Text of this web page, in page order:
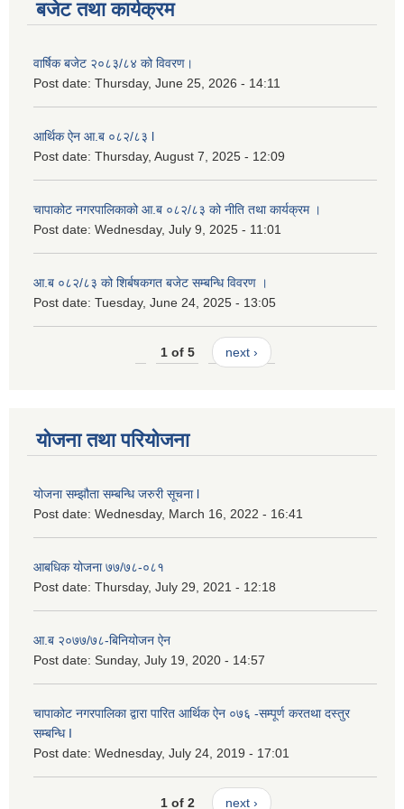
बजेट तथा कार्यक्रम
वार्षिक बजेट २०८३/८४ को विवरण।
Post date: Thursday, June 25, 2026 - 14:11
आर्थिक ऐन आ.ब ०८२/८३ l
Post date: Thursday, August 7, 2025 - 12:09
चापाकोट नगरपालिकाको आ.ब ०८२/८३ को नीति तथा कार्यक्रम ।
Post date: Wednesday, July 9, 2025 - 11:01
आ.ब ०८२/८३ को शिर्बषकगत बजेट सम्बन्धि विवरण ।
Post date: Tuesday, June 24, 2025 - 13:05
1 of 5 next ›
योजना तथा परियोजना
योजना सम्झौता सम्बन्धि जरुरी सूचना l
Post date: Wednesday, March 16, 2022 - 16:41
आबधिक योजना ७७/७८-०८१
Post date: Thursday, July 29, 2021 - 12:18
आ.ब २०७७/७८-बिनियोजन ऐन
Post date: Sunday, July 19, 2020 - 14:57
चापाकोट नगरपालिका द्वारा पारित आर्थिक ऐन ०७६ -सम्पूर्ण करतथा दस्तुर
सम्बन्धि I
Post date: Wednesday, July 24, 2019 - 17:01
1 of 2 next ›